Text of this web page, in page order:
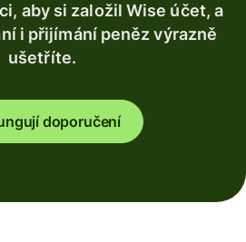
aby si založil Wise účet, a
i přijímání peněz výrazně
ušetříte.
doporučení